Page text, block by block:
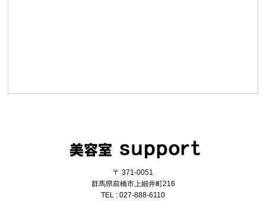
〒 371-0051
群馬県前橋市上細井町216
TEL : 027-888-6110